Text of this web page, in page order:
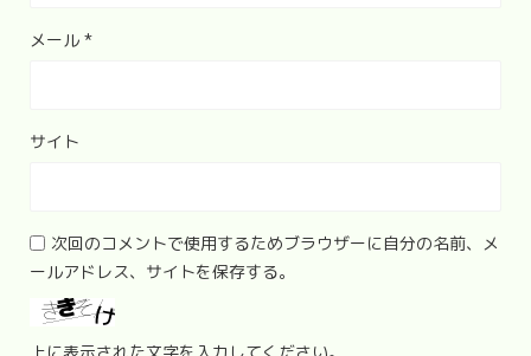
メール *
サイト
次回のコメントで使用するためブラウザーに自分の名前、メ
ールアドレス、サイトを保存する。
上に表示された文字を入力してください。